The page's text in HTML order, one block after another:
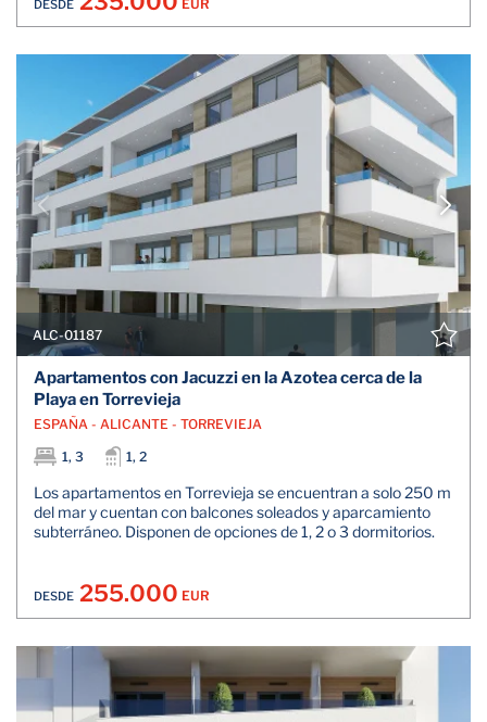
DESDE EUR
ALC-01187
Apartamentos con Jacuzzi en la Azotea cerca de la
Playa en Torrevieja
ESPAÑA - ALICANTE - TORREVIEJA
1, 3
1, 2
Los apartamentos en Torrevieja se encuentran a solo 250 m
del mar y cuentan con balcones soleados y aparcamiento
subterráneo. Disponen de opciones de 1, 2 o 3 dormitorios.
DESDE 255.000 EUR